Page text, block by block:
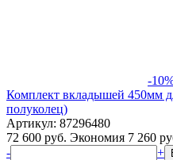
-
Комплект вкладышей 450мм
полуколец)
Артикул: 87296480
72 600 руб. Экономия 7 260
-
+